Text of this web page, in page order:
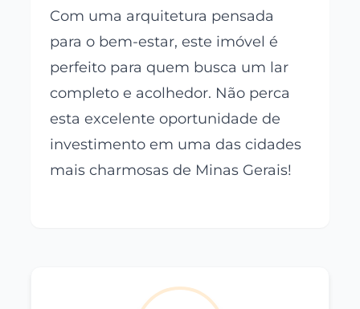
Com uma arquitetura pensada
para o bem-estar, este imóvel é
perfeito para quem busca um lar
completo e acolhedor. Não perca
esta excelente oportunidade de
investimento em uma das cidades
mais charmosas de Minas Gerais!